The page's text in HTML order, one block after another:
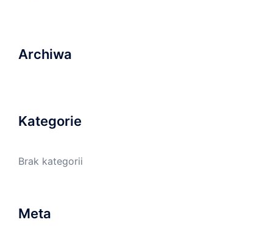
Archiwa
Kategorie
Brak kategorii
Meta